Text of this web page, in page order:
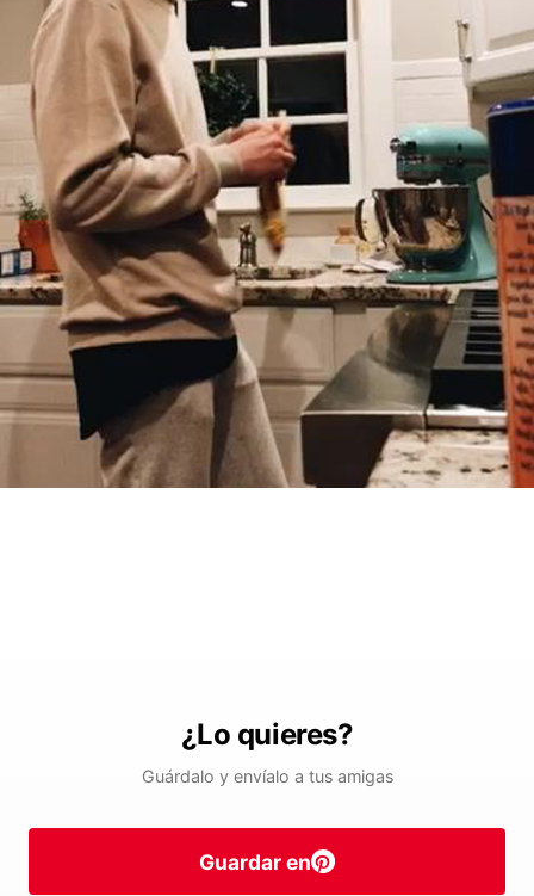
¿Lo quieres?
Guárdalo y envíalo a tus amigas
Guardar en